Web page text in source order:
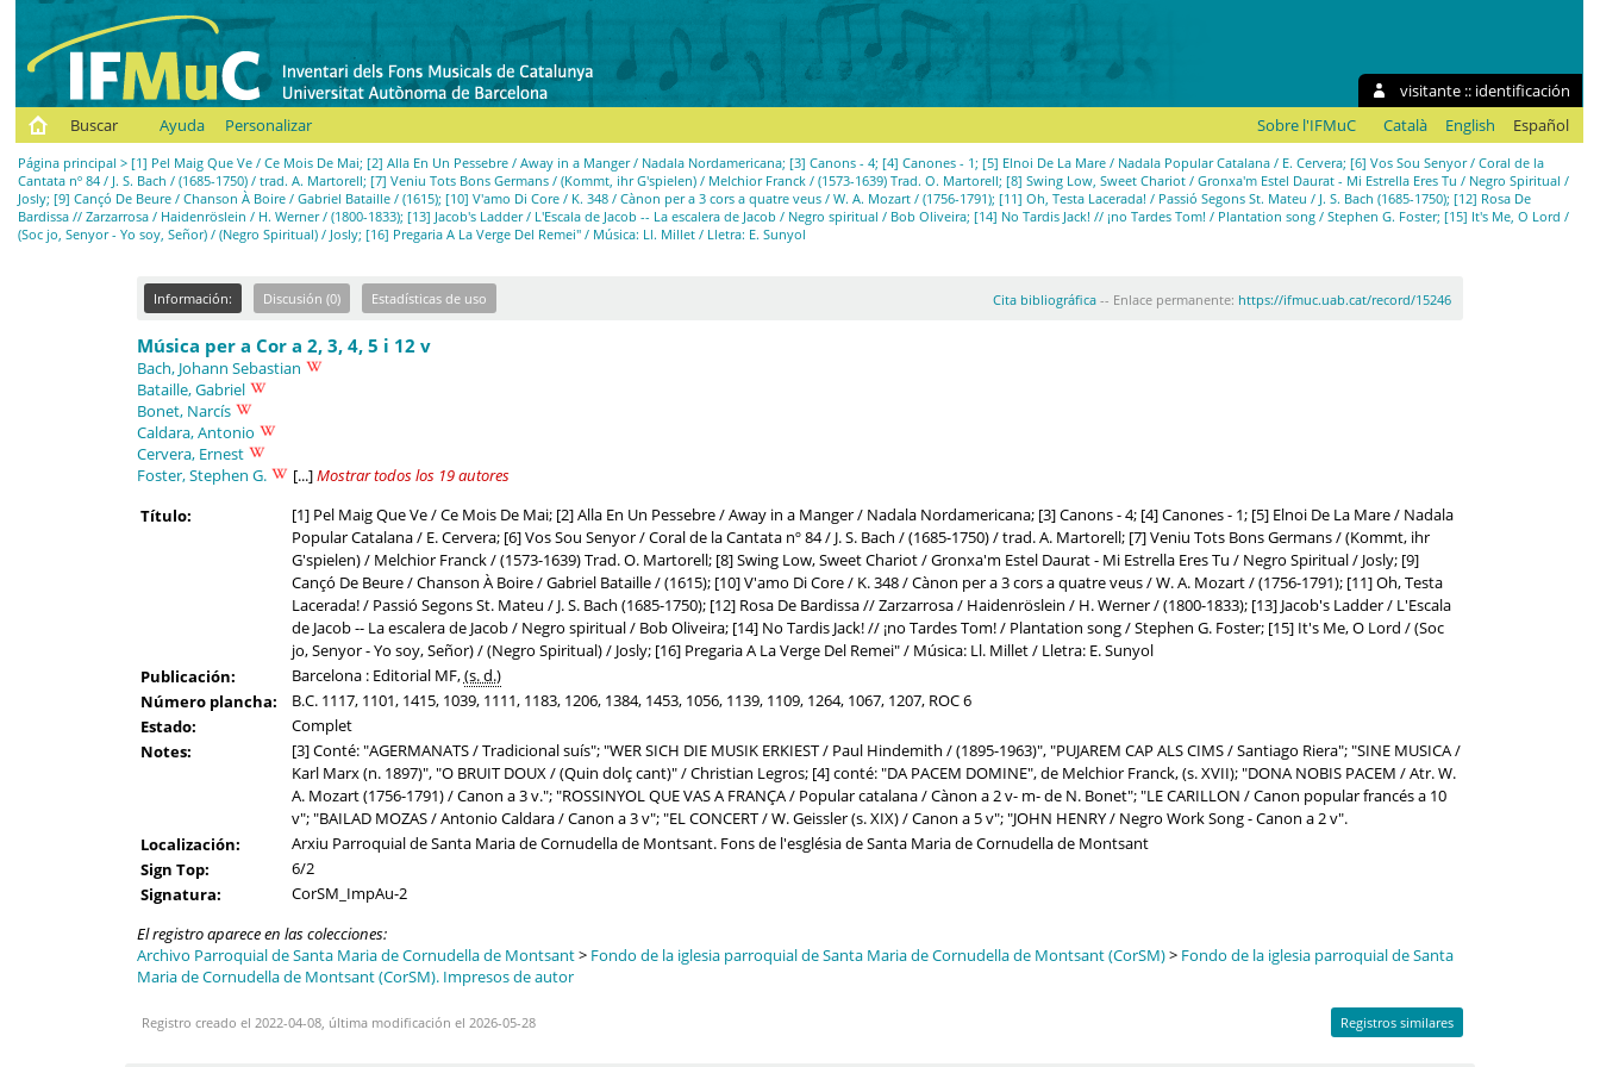
visitante :: identificación
Buscar
Ayuda Personalizar Sobre l'IFMuC Català English Español
Página principal > [1] Pel Maig Que Ve / Ce Mois De Mai; [2] Alla En Un Pessebre / Away in a Manger / Nadala Nordamericana; [3] Canons - 4; [4] Canones - 1; [5] Elnoi De La Mare / Nadala Popular Catalana / E. Cervera; [6] Vos Sou Senyor / Coral de la
Cantata nº 84 / J. S. Bach / (1685-1750) / trad. A. Martorell; [7] Veniu Tots Bons Germans / (Kommt, ihr G'spielen) / Melchior Franck / (1573-1639) Trad. O. Martorell; [8] Swing Low, Sweet Chariot / Gronxa'm Estel Daurat - Mi Estrella Eres Tu / Negro Spiritual /
Josly; [9] Cançó De Beure / Chanson À Boire / Gabriel Bataille / (1615); [10] V'amo Di Core / K. 348 / Cànon per a 3 cors a quatre veus / W. A. Mozart / (1756-1791); [11] Oh, Testa Lacerada! / Passió Segons St. Mateu / J. S. Bach (1685-1750); [12] Rosa De
Bardissa // Zarzarrosa / Haidenröslein / H. Werner / (1800-1833); [13] Jacob's Ladder / L'Escala de Jacob -- La escalera de Jacob / Negro spiritual / Bob Oliveira; [14] No Tardis Jack! // ¡no Tardes Tom! / Plantation song / Stephen G. Foster; [15] It's Me, O Lord /
(Soc jo, Senyor - Yo soy, Señor) / (Negro Spiritual) / Josly; [16] Pregaria A La Verge Del Remei" / Música: Ll. Millet / Lletra: E. Sunyol
Información: Discusión (0) Estadísticas de uso Cita bibliográfica-- Enlace permanente: https://ifmuc.uab.cat/record/15246
Música per a Cor a 2, 3, 4, 5 i 12 v
Bach, Johann Sebastian
Bataille, Gabriel
Bonet, Narcís
Caldara, Antonio
Cervera, Ernest
Foster, Stephen G.
[...]Mostrar todos los 19 autores
Título:
[1] Pel Maig Que Ve / Ce Mois De Mai; [2] Alla En Un Pessebre / Away in a Manger / Nadala Nordamericana; [3] Canons - 4; [4] Canones - 1; [5] Elnoi De La Mare / Nadala
Popular Catalana / E. Cervera; [6] Vos Sou Senyor / Coral de la Cantata nº 84 / J. S. Bach / (1685-1750) / trad. A. Martorell; [7] Veniu Tots Bons Germans / (Kommt, ihr
G'spielen) / Melchior Franck / (1573-1639) Trad. O. Martorell; [8] Swing Low, Sweet Chariot / Gronxa'm Estel Daurat - Mi Estrella Eres Tu / Negro Spiritual / Josly; [9]
Cançó De Beure / Chanson À Boire / Gabriel Bataille / (1615); [10] V'amo Di Core / K. 348 / Cànon per a 3 cors a quatre veus / W. A. Mozart / (1756-1791); [11] Oh, Testa
Lacerada! / Passió Segons St. Mateu / J. S. Bach (1685-1750); [12] Rosa De Bardissa // Zarzarrosa / Haidenröslein / H. Werner / (1800-1833); [13] Jacob's Ladder / L'Escala
de Jacob -- La escalera de Jacob / Negro spiritual / Bob Oliveira; [14] No Tardis Jack! // ¡no Tardes Tom! / Plantation song / Stephen G. Foster; [15] It's Me, O Lord / (Soc
jo, Senyor - Yo soy, Señor) / (Negro Spiritual) / Josly; [16] Pregaria A La Verge Del Remei" / Música: Ll. Millet / Lletra: E. Sunyol
Publicación:
Barcelona : Editorial MF,(s. d.)
Número plancha:
B.C. 1117, 1101, 1415, 1039, 1111, 1183, 1206, 1384, 1453, 1056, 1139, 1109, 1264, 1067, 1207, ROC 6
Estado:
Complet
Notes:
[3] Conté: "AGERMANATS / Tradicional suís"; "WER SICH DIE MUSIK ERKIEST / Paul Hindemith / (1895-1963)", "PUJAREM CAP ALS CIMS / Santiago Riera"; "SINE MUSICA /
Karl Marx (n. 1897)", "O BRUIT DOUX / (Quin dolç cant)" / Christian Legros; [4] conté: "DA PACEM DOMINE", de Melchior Franck, (s. XVII); "DONA NOBIS PACEM / Atr. W.
A. Mozart (1756-1791) / Canon a 3 v."; "ROSSINYOL QUE VAS A FRANÇA / Popular catalana / Cànon a 2 v- m- de N. Bonet"; "LE CARILLON / Canon popular francés a 10
v"; "BAILAD MOZAS / Antonio Caldara / Canon a 3 v"; "EL CONCERT / W. Geissler (s. XIX) / Canon a 5 v"; "JOHN HENRY / Negro Work Song - Canon a 2 v".
Localización:
Arxiu Parroquial de Santa Maria de Cornudella de Montsant. Fons de l'església de Santa Maria de Cornudella de Montsant
Sign Top:
6/2
Signatura:
CorSM_ImpAu-2
El registro aparece en las colecciones:
Archivo Parroquial de Santa Maria de Cornudella de Montsant> Fondo de la iglesia parroquial de Santa Maria de Cornudella de Montsant (CorSM)> Fondo de la iglesia parroquial de Santa
Maria de Cornudella de Montsant (CorSM). Impresos de autor
Registro creado el 2022-04-08, última modificación el 2026-05-28 Registros similares